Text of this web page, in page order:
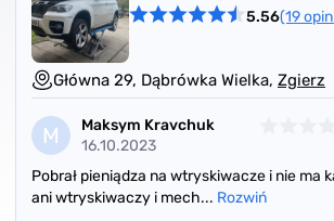
5.56(19
Główna 29, Dąbrówka Wielka, Zgierz
M
Maksym Kravchuk
16.10.2023
Pobrał pieniądza na wtryskiwacze i nie ma
ani wtryskiwaczy i mech... Rozwiń